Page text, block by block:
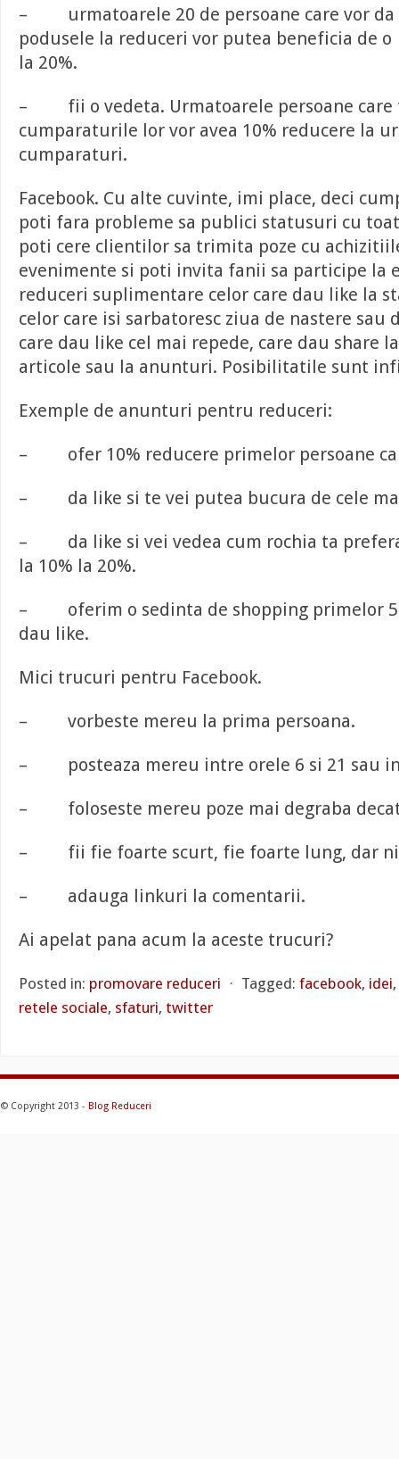
– urmatoarele 20 de persoane care vor da
podusele la reduceri vor putea beneficia de
la 20%.
– fii o vedeta. Urmatoarele persoane care
cumparaturile lor vor avea 10% reducere la
cumparaturi.
Facebook. Cu alte cuvinte, imi place, deci
poti fara probleme sa publici statusuri cu
poti cere clientilor sa trimita poze cu
evenimente si poti invita fanii sa participe la
reduceri suplimentare celor care dau like la
celor care isi sarbatoresc ziua de nastere sau
care dau like cel mai repede, care dau share
articole sau la anunturi. Posibilitatile sunt
Exemple de anunturi pentru reduceri:
– ofer 10% reducere primelor persoane
– da like si te vei putea bucura de cele
– da like si vei vedea cum rochia ta
la 10% la 20%.
– oferim o sedinta de shopping primelor
dau like.
Mici trucuri pentru Facebook.
– vorbeste mereu la prima persoana.
– posteaza mereu intre orele 6 si 21 sau
– foloseste mereu poze mai degraba
– fii fie foarte scurt, fie foarte lung, dar
– adauga linkuri la comentarii.
Ai apelat pana acum la aceste trucuri?
Posted in: promovare reduceri ⋅ Tagged: facebook, idei,
retele sociale, sfaturi, twitter
© Copyright 2013 - Blog Reduceri